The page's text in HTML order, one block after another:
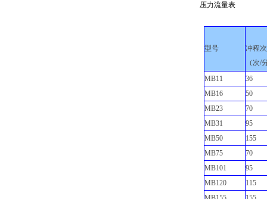
压力流量表
型号
冲程
（次/
MB11
36
MB16
50
MB23
70
MB31
95
MB50
155
MB75
70
MB101
95
MB120
115